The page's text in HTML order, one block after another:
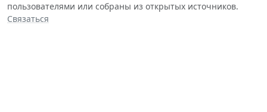
пользователями или собраны из открытых источников.
Связаться